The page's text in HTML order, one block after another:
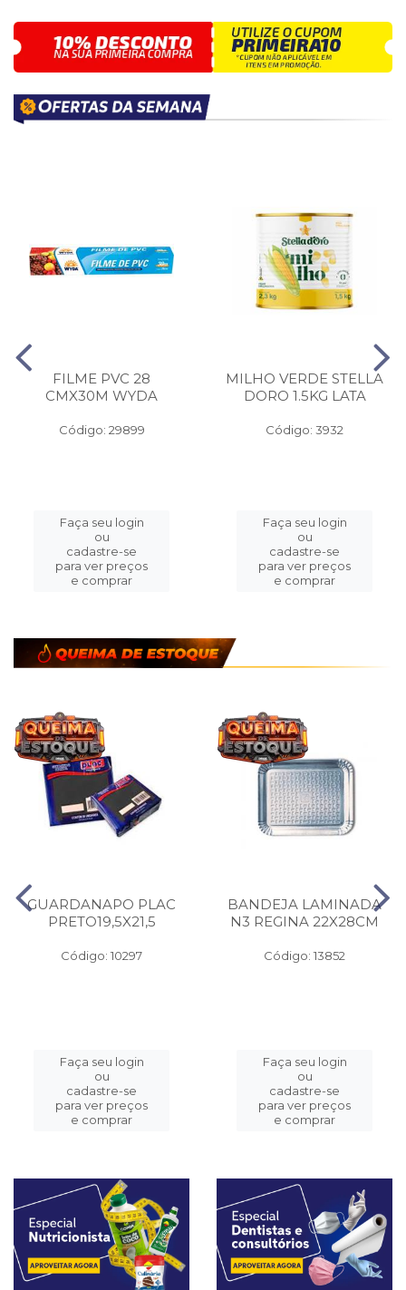
FILME PVC 28
CMX30M WYDA
Código: 29899
Faça seu login
ou
cadastre-se
para ver preços
e comprar
MILHO VERDE STELLA
DORO 1.5KG LATA
Código: 3932
Faça seu login
ou
cadastre-se
para ver preços
e comprar
GUARDANAPO PLAC
PRETO19,5X21,5
Código: 10297
Faça seu login
ou
cadastre-se
para ver preços
e comprar
BANDEJA LAMINADA
N3 REGINA 22X28CM
Código: 13852
Faça seu login
ou
cadastre-se
para ver preços
e comprar